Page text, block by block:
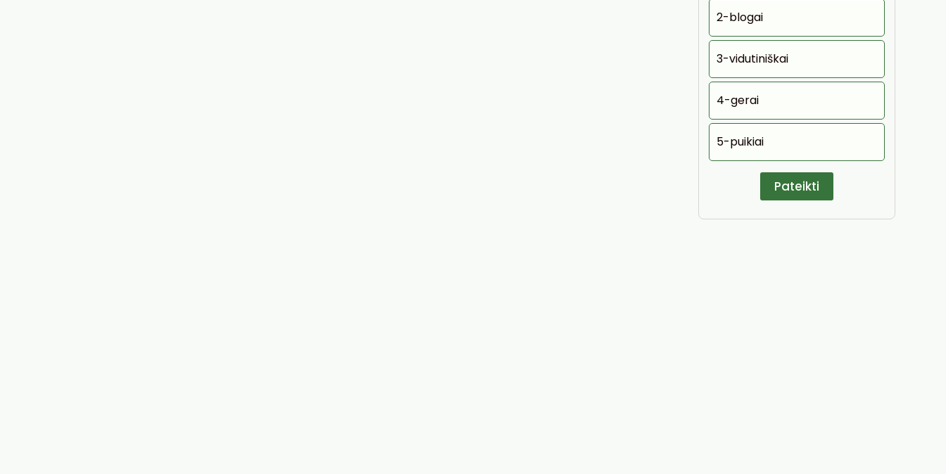
2-blogai
3-vidutiniškai
4-gerai
5-puikiai